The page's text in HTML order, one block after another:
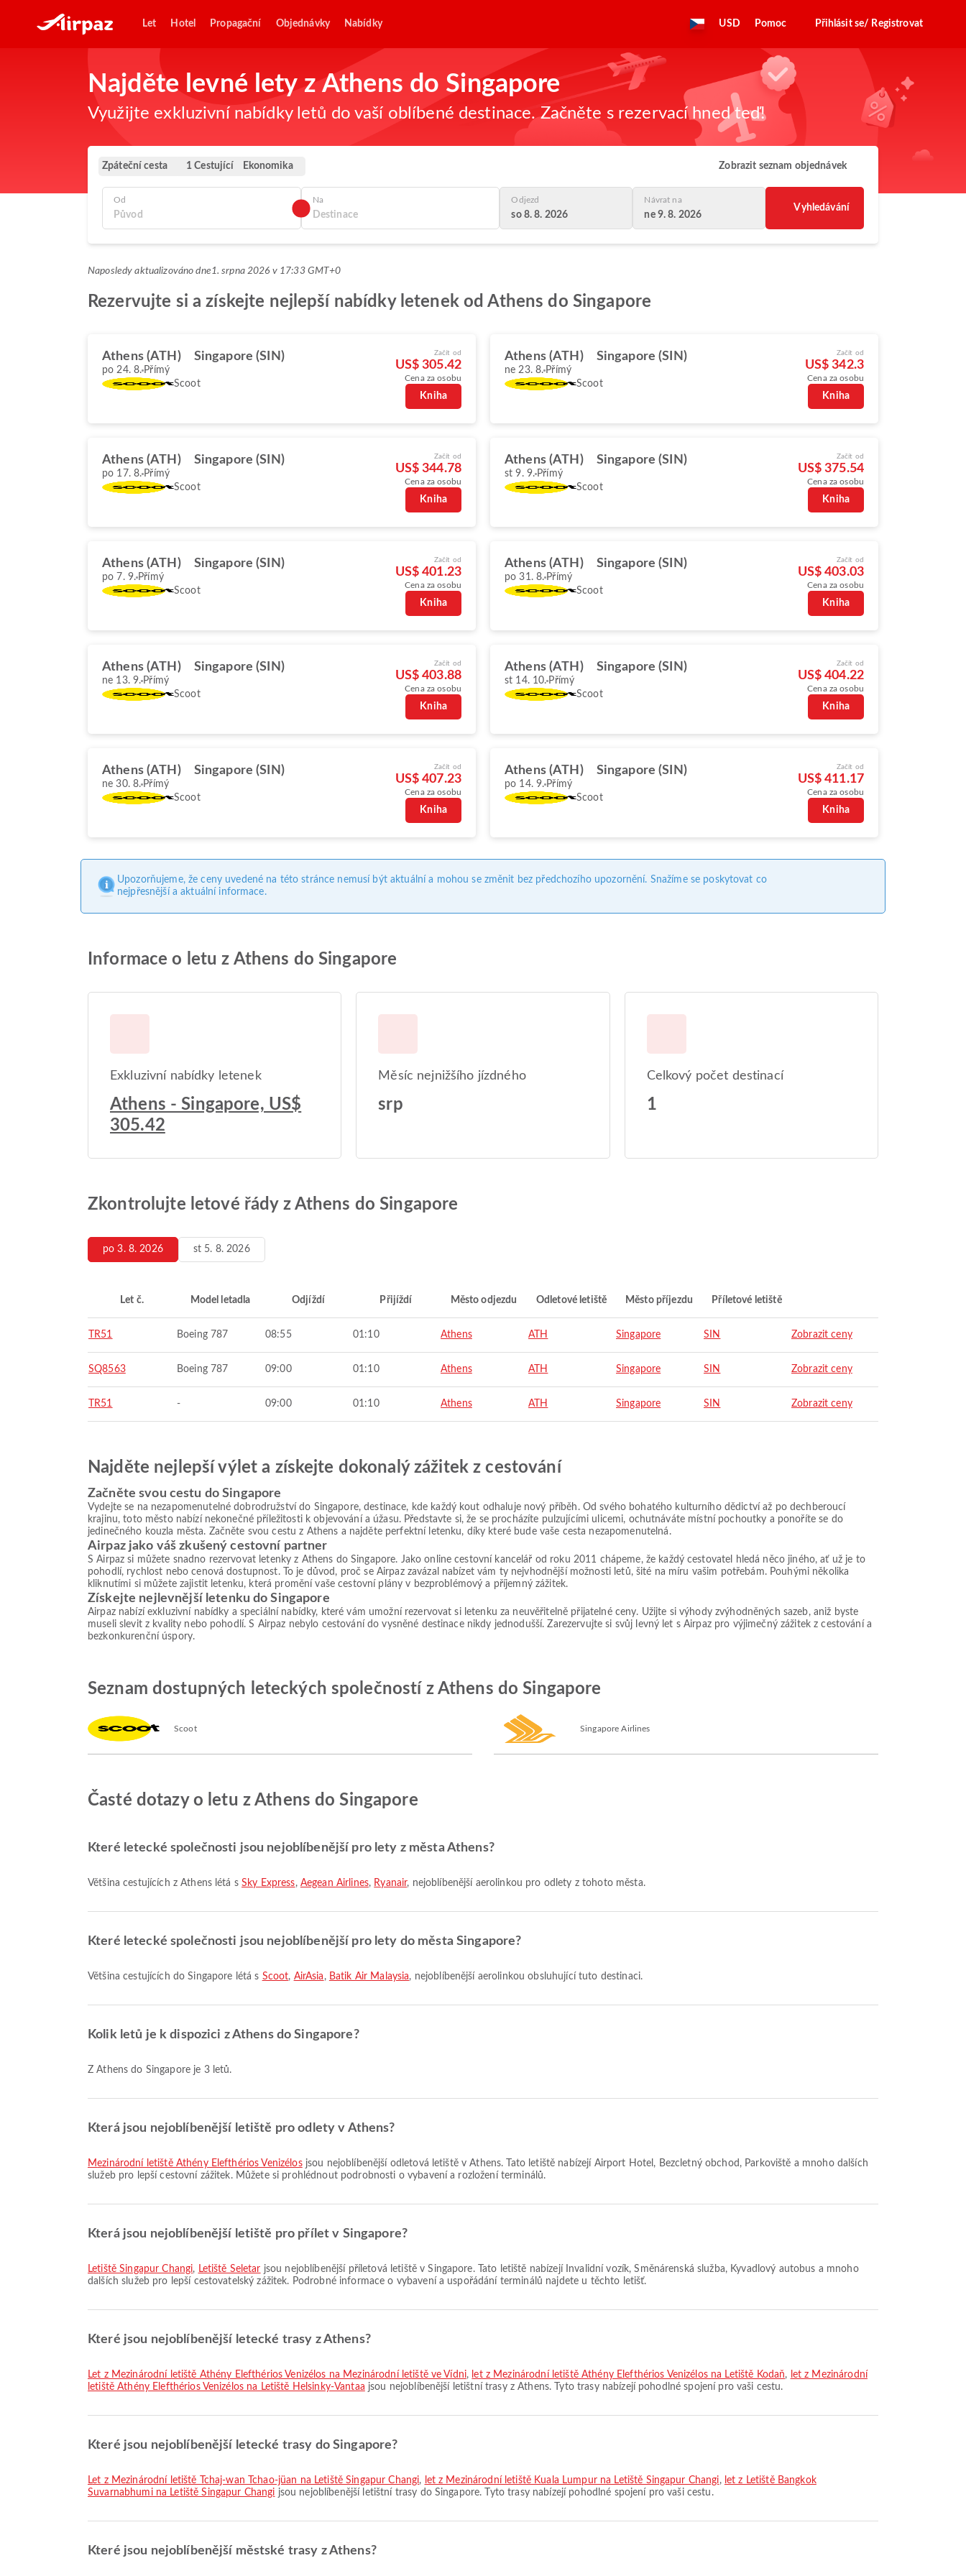
Let Hotel Propagační Objednávky Nabídky USD Pomoc Přihlásit se/ Registrovat
Najděte levné lety z Athens do Singapore
Využijte exkluzivní nabídky letů do vaší oblíbené destinace. Začněte s rezervací hned teď!
Zpáteční cesta 1 Cestující Ekonomika Zobrazit seznam objednávek
Od Na Odjezd
so 8. 8. 2026
Návrat na
ne 9. 8. 2026
Vyhledávání
Naposledy aktualizováno dne1. srpna 2026 v 17:33 GMT+0
Rezervujte si a získejte nejlepší nabídky letenek od Athens do Singapore
Athens (ATH) Singapore (SIN)
po 24. 8. Přímý
Scoot
Začít od
US$ 305.42
Cena za osobu
Kniha
Athens (ATH) Singapore (SIN)
ne 23. 8. Přímý
Scoot
Začít od
US$ 342.3
Cena za osobu
Kniha
Athens (ATH) Singapore (SIN)
po 17. 8. Přímý
Scoot
Začít od
US$ 344.78
Cena za osobu
Kniha
Athens (ATH) Singapore (SIN)
st 9. 9. Přímý
Scoot
Začít od
US$ 375.54
Cena za osobu
Kniha
Athens (ATH) Singapore (SIN)
po 7. 9. Přímý
Scoot
Začít od
US$ 401.23
Cena za osobu
Kniha
Athens (ATH) Singapore (SIN)
po 31. 8. Přímý
Scoot
Začít od
US$ 403.03
Cena za osobu
Kniha
Athens (ATH) Singapore (SIN)
ne 13. 9. Přímý
Scoot
Začít od
US$ 403.88
Cena za osobu
Kniha
Athens (ATH) Singapore (SIN)
st 14. 10. Přímý
Scoot
Začít od
US$ 404.22
Cena za osobu
Kniha
Athens (ATH) Singapore (SIN)
ne 30. 8. Přímý
Scoot
Začít od
US$ 407.23
Cena za osobu
Kniha
Athens (ATH) Singapore (SIN)
po 14. 9. Přímý
Scoot
Začít od
US$ 411.17
Cena za osobu
Kniha
Upozorňujeme, že ceny uvedené na této stránce nemusí být aktuální a mohou se změnit bez předchozího upozornění. Snažíme se poskytovat co
nejpřesnější a aktuální informace.
Informace o letu z Athens do Singapore
Exkluzivní nabídky letenek
Athens - Singapore, US$
305.42
Měsíc nejnižšího jízdného
srp
Celkový počet destinací
1
Zkontrolujte letové řády z Athens do Singapore
po 3. 8. 2026 st 5. 8. 2026
Let č. Model letadla Odjíždí Přijíždí Město odjezdu Odletové letiště Město příjezdu Příletové letiště
TR51 Boeing 787 08:55 01:10 Athens ATH Singapore SIN Zobrazit ceny
SQ8563 Boeing 787 09:00 01:10 Athens ATH Singapore SIN Zobrazit ceny
TR51 - 09:00 01:10 Athens ATH Singapore SIN Zobrazit ceny
Najděte nejlepší výlet a získejte dokonalý zážitek z cestování
Začněte svou cestu do Singapore
Vydejte se na nezapomenutelné dobrodružství do Singapore, destinace, kde každý kout odhaluje nový příběh. Od svého bohatého kulturního dědictví až po dechberoucí
krajinu, toto město nabízí nekonečné příležitosti k objevování a úžasu. Představte si, že se procházíte pulzujícími ulicemi, ochutnáváte místní pochoutky a ponoříte se do
jedinečného kouzla města. Začněte svou cestu z Athens a najděte perfektní letenku, díky které bude vaše cesta nezapomenutelná.
Airpaz jako váš zkušený cestovní partner
S Airpaz si můžete snadno rezervovat letenky z Athens do Singapore. Jako online cestovní kancelář od roku 2011 chápeme, že každý cestovatel hledá něco jiného, ať už je to
pohodlí, rychlost nebo cenová dostupnost. To je důvod, proč se Airpaz zavázal nabízet vám ty nejvhodnější možnosti letů, šité na míru vašim potřebám. Pouhými několika
kliknutími si můžete zajistit letenku, která promění vaše cestovní plány v bezproblémový a příjemný zážitek.
Získejte nejlevnější letenku do Singapore
Airpaz nabízí exkluzivní nabídky a speciální nabídky, které vám umožní rezervovat si letenku za neuvěřitelně přijatelné ceny. Užijte si výhody zvýhodněných sazeb, aniž byste
museli slevit z kvality nebo pohodlí. S Airpaz nebylo cestování do vysněné destinace nikdy jednodušší. Zarezervujte si svůj levný let s Airpaz pro výjimečný zážitek z cestování a
bezkonkurenční úspory.
Seznam dostupných leteckých společností z Athens do Singapore
Scoot Singapore Airlines
Časté dotazy o letu z Athens do Singapore
Které letecké společnosti jsou nejoblíbenější pro lety z města Athens?
Většina cestujících z Athens létá sSky Express, Aegean Airlines, Ryanair, nejoblíbenější aerolinkou pro odlety z tohoto města.
Které letecké společnosti jsou nejoblíbenější pro lety do města Singapore?
Většina cestujících do Singapore létá s Scoot, AirAsia , Batik Air Malaysia, nejoblíbenější aerolinkou obsluhující tuto destinaci.
Kolik letů je k dispozici z Athens do Singapore?
Z Athens do Singapore je 3 letů.
Která jsou nejoblíbenější letiště pro odlety v Athens?
Mezinárodní letiště Athény Elefthérios Venizélosjsou nejoblíbenější odletová letiště v Athens. Tato letiště nabízejí Airport Hotel, Bezcletný obchod, Parkoviště a mnoho dalších
služeb pro lepší cestovní zážitek. Můžete si prohlédnout podrobnosti o vybavení a rozložení terminálů.
Která jsou nejoblíbenější letiště pro přílet v Singapore?
Letiště Singapur Changi, Letiště Seletar jsou nejoblíbenější příletová letiště v Singapore. Tato letiště nabízejí Invalidní vozík, Směnárenská služba, Kyvadlový autobus a mnoho
dalších služeb pro lepší cestovatelský zážitek. Podrobné informace o vybavení a uspořádání terminálů najdete u těchto letišť.
Které jsou nejoblíbenější letecké trasy z Athens?
let z Mezinárodní letiště Athény Elefthérios Venizélos na Mezinárodní letiště ve Vídni, let z Mezinárodní letiště Athény Elefthérios Venizélos na Letiště Kodaň, let z Mezinárodní
letiště Athény Elefthérios Venizélos na Letiště Helsinky-Vantaa jsou nejoblíbenější letištní trasy z Athens. Tyto trasy nabízejí pohodlné spojení pro vaši cestu.
Které jsou nejoblíbenější letecké trasy do Singapore?
let z Mezinárodní letiště Tchaj-wan Tchao-jüan na Letiště Singapur Changi, let z Mezinárodní letiště Kuala Lumpur na Letiště Singapur Changi, let z Letiště Bangkok
Suvarnabhumi na Letiště Singapur Changi jsou nejoblíbenější letištní trasy do Singapore. Tyto trasy nabízejí pohodlné spojení pro vaši cestu.
Které jsou nejoblíbenější městské trasy z Athens?